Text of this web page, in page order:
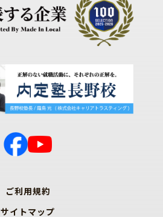
ご利用規約
サイトマップ